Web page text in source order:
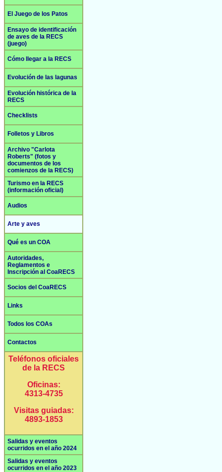
El Juego de los Patos
Ensayo de identificación
de aves de la RECS
(juego)
Cómo llegar a la RECS
Evolución de las lagunas
Evolución histórica de la
RECS
Checklists
Folletos y Libros
Archivo "Carlota
Roberts" (fotos y
documentos de los
comienzos de la RECS)
Turismo en la RECS
(información oficial)
Audios
Arte y aves
Qué es un COA
Autoridades,
Reglamentos e
Inscripción al CoaRECS
Socios del CoaRECS
Links
Todos los COAs
Contactos
Teléfonos oficiales
de la RECS
Oficinas:
4313-4735
Visitas guiadas:
4893-1853
Salidas y eventos
ocurridos en el año 2024
Salidas y eventos
ocurridos en el año 2023